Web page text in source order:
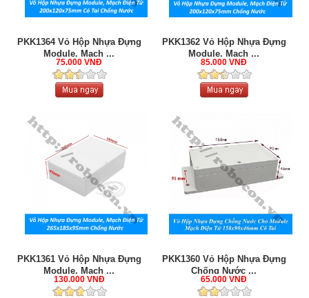
PKK1364 Vỏ Hộp Nhựa Đựng
Module, Mạch ...
75.000 VNĐ
PKK1362 Vỏ Hộp Nhựa Đựng
Module, Mạch ...
85.000 VNĐ
PKK1361 Vỏ Hộp Nhựa Đựng
Module, Mạch ...
130.000 VNĐ
PKK1360 Vỏ Hộp Nhựa Đựng
Chống Nước ...
65.000 VNĐ